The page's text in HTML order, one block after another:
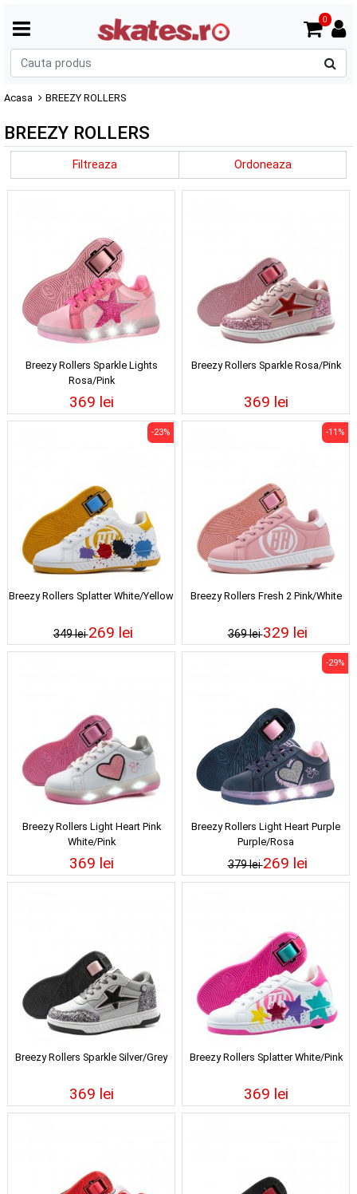
0
Acasa BREEZY ROLLERS
BREEZY ROLLERS
Filtreaza Ordoneaza
Breezy Rollers Sparkle Lights
Rosa/Pink
369 lei
Breezy Rollers Sparkle Rosa/Pink
369 lei
Breezy Rollers Splatter White/Yellow
349 lei
-23%
269 lei
Breezy Rollers Fresh 2 Pink/White
369 lei
-11%
329 lei
Breezy Rollers Light Heart Pink
White/Pink
369 lei
Breezy Rollers Light Heart Purple
Purple/Rosa
379 lei
-29%
269 lei
Breezy Rollers Sparkle Silver/Grey
369 lei
Breezy Rollers Splatter White/Pink
369 lei